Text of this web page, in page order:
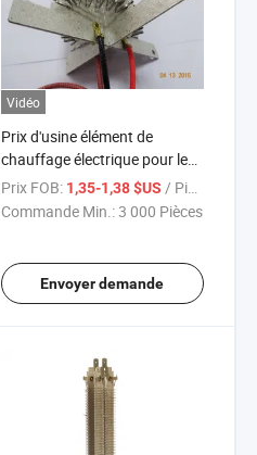
Vidéo
Prix d'usine élément de
chauffage électrique pour le
séchage des poils d'animaux
sèche-cheveux
Prix FOB: 1,35-1,38 $US / Pièce
Commande Min.:3 000 Pièces
Envoyer demande